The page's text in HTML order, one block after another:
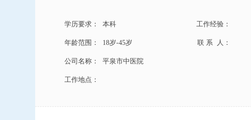
学历要求： 本科 工作经验：
年龄范围： 18岁-45岁 联 系 人：
公司名称： 平泉市中医院
工作地点：